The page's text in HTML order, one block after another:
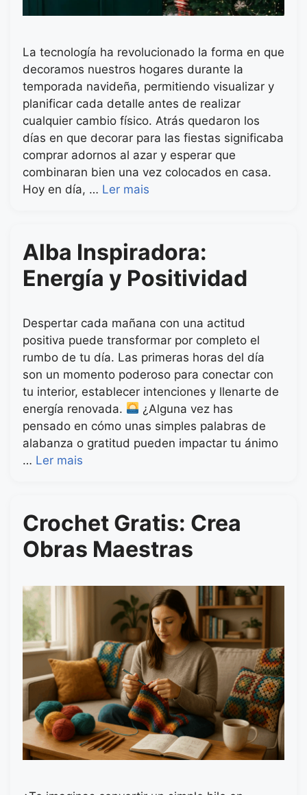
La tecnología ha revolucionado la forma en que
decoramos nuestros hogares durante la
temporada navideña, permitiendo visualizar y
planificar cada detalle antes de realizar
cualquier cambio físico. Atrás quedaron los
días en que decorar para las fiestas significaba
comprar adornos al azar y esperar que
combinaran bien una vez colocados en casa.
Hoy en día, … Ler mais
Alba Inspiradora:
Energía y Positividad
Despertar cada mañana con una actitud
positiva puede transformar por completo el
rumbo de tu día. Las primeras horas del día
son un momento poderoso para conectar con
tu interior, establecer intenciones y llenarte de
energía renovada.
¿Alguna vez has
pensado en cómo unas simples palabras de
alabanza o gratitud pueden impactar tu ánimo
… Ler mais
Crochet Gratis: Crea
Obras Maestras